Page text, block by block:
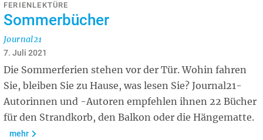
FERIENLEKTÜRE
Sommerbücher
Journal21
7. Juli 2021
Die Sommerferien stehen vor der Tür. Wohin fahren
Sie, bleiben Sie zu Hause, was lesen Sie? Journal21-
Autorinnen und -Autoren empfehlen ihnen 22 Bücher
für den Strandkorb, den Balkon oder die Hängematte.
mehr